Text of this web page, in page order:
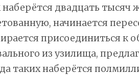
наберётся двадцать
начинается
присоединиться к
из узилища,
таких наберётся